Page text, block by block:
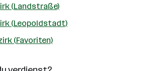
(Landstraße)
(Leopoldstadt)
(Favoriten)